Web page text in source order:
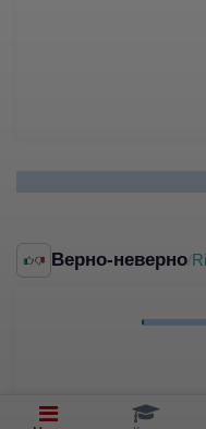
Верно-неверно